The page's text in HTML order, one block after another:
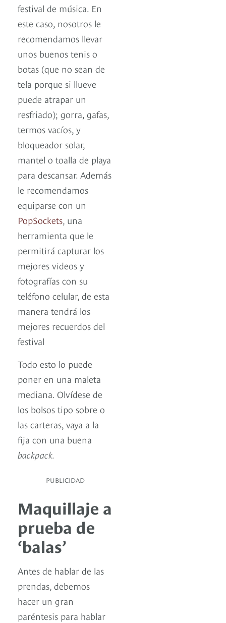
festival de música. En
este caso, nosotros le
recomendamos llevar
unos buenos tenis o
botas (que no sean de
tela porque si llueve
puede atrapar un
resfriado); gorra, gafas,
termos vacíos, y
bloqueador solar,
mantel o toalla de playa
para descansar. Además
le recomendamos
equiparse con un
PopSockets, una
herramienta que le
permitirá capturar los
mejores videos y
fotografías con su
teléfono celular, de esta
manera tendrá los
mejores recuerdos del
festival
Todo esto lo puede
poner en una maleta
mediana. Olvídese de
los bolsos tipo sobre o
las carteras, vaya a la
fija con una buena
backpack.
PUBLICIDAD
Maquillaje a
prueba de
‘balas’
Antes de hablar de las
prendas, debemos
hacer un gran
paréntesis para hablar